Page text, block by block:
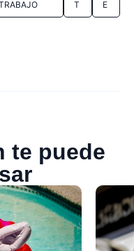
T
E
te puede